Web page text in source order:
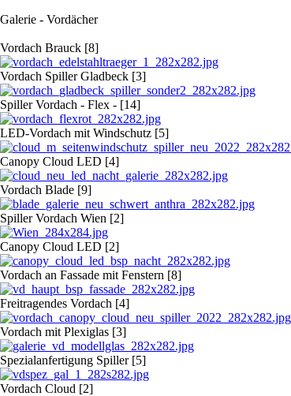
Galerie - Vordächer
Vordach Brauck [8]
Vordach Spiller Gladbeck [3]
Spiller Vordach - Flex - [14]
LED-Vordach mit Windschutz [5]
Canopy Cloud LED [4]
Vordach Blade [9]
Spiller Vordach Wien [2]
Canopy Cloud LED [2]
Vordach an Fassade mit Fenstern [8]
Freitragendes Vordach [4]
Vordach mit Plexiglas [3]
Spezialanfertigung Spiller [5]
Vordach Cloud [2]